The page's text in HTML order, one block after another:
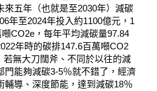
來五年（也就是至2030年）減碳
年至2024年投入約1100億元，1
CO2e，每年平均減碳量97.84
年時的碳排147.6百萬噸CO2
若無大刀闊斧、不同於以往的減
門能夠減碳3-5％就不錯了，經濟
輔導、深度節能，達到減碳18％